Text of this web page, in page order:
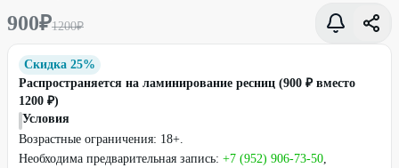
900₽1200₽
Скидка 25%
Распространяется на ламинирование ресниц (900 ₽ вместо
1200 ₽)
Условия
Возрастные ограничения: 18+.
Необходима предварительная запись: +7 (952) 906-73-50,